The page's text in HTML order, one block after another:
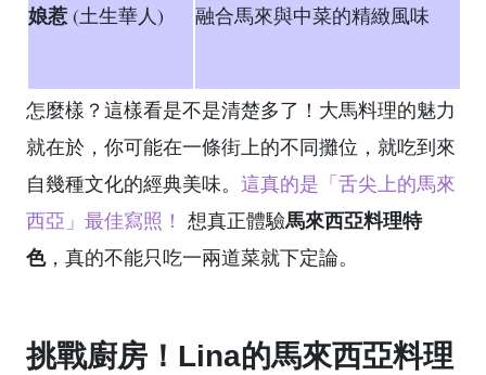
娘惹 (土生華人) 融合馬來與中菜的精緻風味
怎麼樣？這樣看是不是清楚多了！大馬料理的魅力
就在於，你可能在一條街上的不同攤位，就吃到來
自幾種文化的經典美味。 這真的是「舌尖上的馬來
西亞」最佳寫照！ 想真正體驗馬來西亞料理特
色，真的不能只吃一兩道菜就下定論。
挑戰廚房！Lina的馬來西亞料理